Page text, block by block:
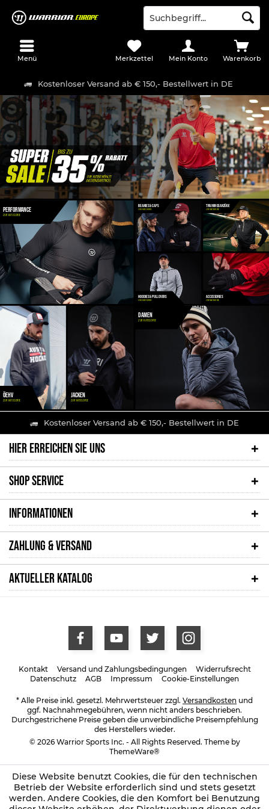
Kostenloser Versand ab € 150,- Bestellwert in DE
Menü Warenkorb
Merkzettel Mein Konto
DAMEN
BEANIES & CAPS
ÖEHV
TRAININGSANZÜGE
HOODIES & PULLOVERS
PERFORMANCE
ACCESSORIES
JACKEN
Kostenloser Versand ab € 150,- Bestellwert in DE
HIER ERREICHEN SIE UNS
SHOP SERVICE
INFORMATIONEN
ZAHLUNG & VERSAND
AKTUELLER KATALOG
Kontakt Versand und Zahlungsbedingungen
Widerrufsrecht
Datenschutz
AGB Impressum Cookie-Einstellungen
* Alle Preise inkl. gesetzl. Mehrwertsteuer zzgl. Versandkosten und
ggf. Nachnahmegebühren, wenn nicht anders beschrieben.
Durchgestrichene Preise geben die unverbindliche Preisempfehlung
des Herstellers wieder.
© 2026 Warrior Sports Inc. - All Rights Reserved. Theme by
ThemeWare®
Diese Website benutzt Cookies, die für den technischen
Betrieb der Website erforderlich sind und stets gesetzt
werden. Andere Cookies, die den Komfort bei Benutzung